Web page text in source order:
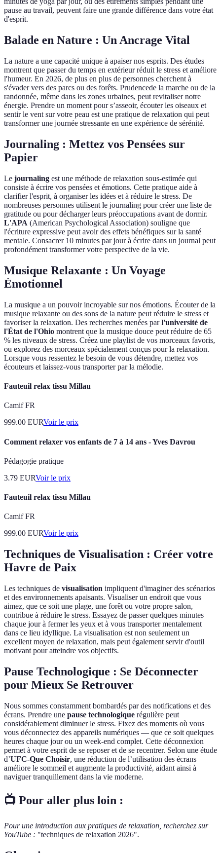
pause au travail, peuvent faire une grande différence dans votre état
d'esprit.
Balade en Nature : Un Ancrage Vital
La nature a une capacité unique à apaiser nos esprits. Des études
montrent que passer du temps en extérieur réduit le stress et améliore
l'humeur. En 2026, de plus en plus de personnes cherchent à
s'évader vers des parcs ou des forêts. Prudencede la marche ou de la
randonnée, même dans les zones urbaines, peut revitaliser notre
énergie. Prendre un moment pour s’asseoir, écouter les oiseaux et
sentir le vent sur votre peau est une pratique de relaxation qui peut
transformer une journée stressante en une expérience de sérénité.
Journaling : Mettez vos Pensées sur
Papier
Le journaling est une méthode de relaxation sous-estimée qui
consiste à écrire vos pensées et émotions. Cette pratique aide à
clarifier l'esprit, à organiser les idées et à réduire le stress. De
nombreuses personnes utilisent le journaling pour créer une liste de
gratitude ou pour décharger leurs préoccupations avant de dormir.
L'APA (American Psychological Association) souligne que
l'écriture expressive peut avoir des effets bénéfiques sur la santé
mentale. Consacrer 10 minutes par jour à écrire dans un journal peut
profondément transformer votre perspective de la vie.
Musique Relaxante : Un Voyage
Émotionnel
La musique a un pouvoir incroyable sur nos émotions. Écouter de la
musique relaxante ou des sons de la nature peut réduire le stress et
favoriser la relaxation. Des recherches menées parl'université de
l'État de l'Ohio montrent que la musique douce peut réduire de 65
% les niveaux de stress. Créez une playlist de vos morceaux favoris,
ou explorez des morceaux spécialement conçus pour la relaxation.
Lorsque vous ressentez le besoin de vous détendre, mettez vos
écouteurs et laissez-vous transporter par la mélodie.
Fauteuil relax tissu Millau
Camif FR
999.00 EURVoir le prix
Comment relaxer vos enfants de 7 à 14 ans - Yves Davrou
Pédagogie pratique
3.79 EURVoir le prix
Fauteuil relax tissu Millau
Camif FR
999.00 EURVoir le prix
Techniques de Visualisation : Créer votre
Havre de Paix
Les techniques de visualisation impliquent d'imaginer des scénarios
et des environnements apaisants. Visualiser un endroit que vous
aimez, que ce soit une plage, une forêt ou votre propre salon,
contribue à réduire le stress. Essayez de passer quelques minutes
chaque jour à fermer les yeux et à vous transporter mentalement
dans ce lieu idyllique. La visualisation est non seulement un
excellent moyen de relaxation, mais peut également servir d'outil
motivant pour atteindre vos objectifs.
Pause Technologique : Se Déconnecter
pour Mieux Se Retrouver
Nous sommes constamment bombardés par des notifications et des
écrans. Prendre une pause technologique régulière peut
considérablement diminuer le stress. Fixez des moments où vous
vous déconnectez des appareils numériques — que ce soit quelques
heures chaque jour ou un week-end complet. Cette déconnexion
permet à votre esprit de se reposer et de se recentrer. Selon une étude
d’UFC-Que Choisir, une réduction de l’utilisation des écrans
améliore le sommeil et augmente la productivité, aidant ainsi à
naviguer tranquillement dans la vie moderne.
📺 Pour aller plus loin :
Pour une introduction aux pratiques de relaxation, recherchez sur
YouTube : "techniques de relaxation 2026".